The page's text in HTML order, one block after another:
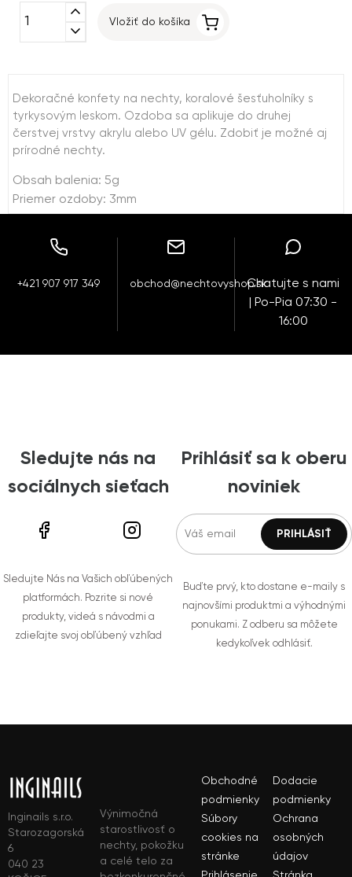
expand_less
expand_more
Vložiť do košíka
Dekoračné konfety na nechty, koralové šesťuholníky s
tyrkysovým leskom. Ozdoba sa aplikuje do druhej
čerstvej vrstvy akrylu alebo UV gélu. Zdobiť je možné aj
prírodné nechty.
Obsah balenia: 5g
Priemer ozdoby: 3mm
+421 907 917 349 obchod@nechtovyshop.skChatujte s nami
| Po-Pia 07:30 -
16:00
Sledujte nás na
sociálnych sieťach
Sledujte Nás na Vašich obľúbených
platformách. Pozrite si nové
produkty, videá s návodmi a
zdieľajte svoj obľúbený vzhľad
Prihlásiť sa k oberu
noviniek
Buďte prvý, kto dostane e-maily s
najnovšími produktmi a výhodnými
ponukami. Z odberu sa môžete
kedykoľvek odhlásiť.
Inginails s.r.o.
Starozagorská
6
040 23
Výnimočná
starostlivosť o
nechty, pokožku
a celé telo za
Obchodné
podmienky
Dodacie
podmienky
Súbory
cookies na
stránke
Ochrana
osobných
údajov